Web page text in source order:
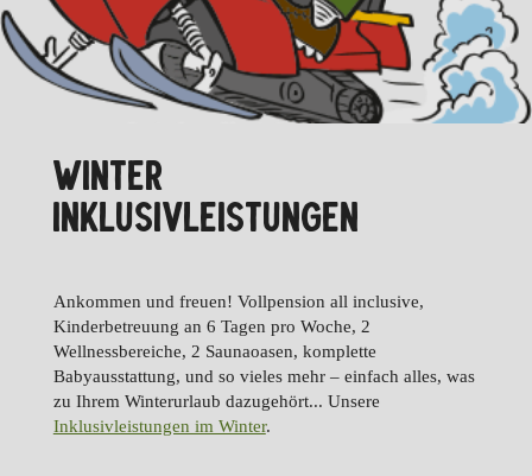
WINTER
INKLUSIVLEISTUNGEN
Ankommen und freuen! Vollpension all inclusive,
Kinderbetreuung an 6 Tagen pro Woche, 2
Wellnessbereiche, 2 Saunaoasen, komplette
Babyausstattung, und so vieles mehr – einfach alles, was
zu Ihrem Winterurlaub dazugehört... Unsere
Inklusivleistungen im Winter.